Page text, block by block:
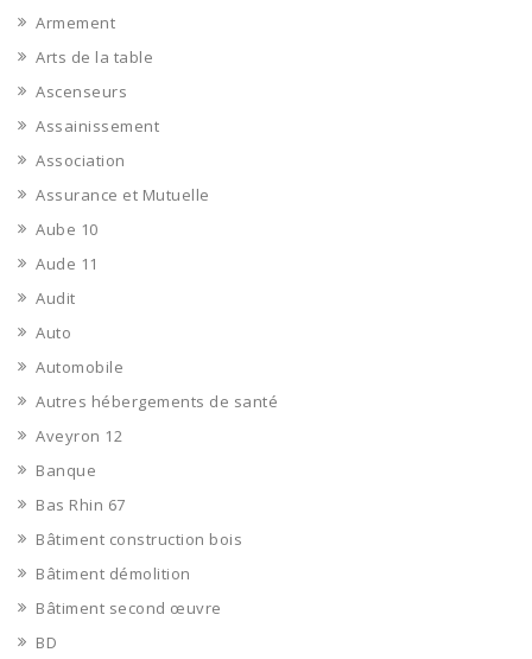
Armement
Arts de la table
Ascenseurs
Assainissement
Association
Assurance et Mutuelle
Aube 10
Aude 11
Audit
Auto
Automobile
Autres hébergements de santé
Aveyron 12
Banque
Bas Rhin 67
Bâtiment construction bois
Bâtiment démolition
Bâtiment second œuvre
BD